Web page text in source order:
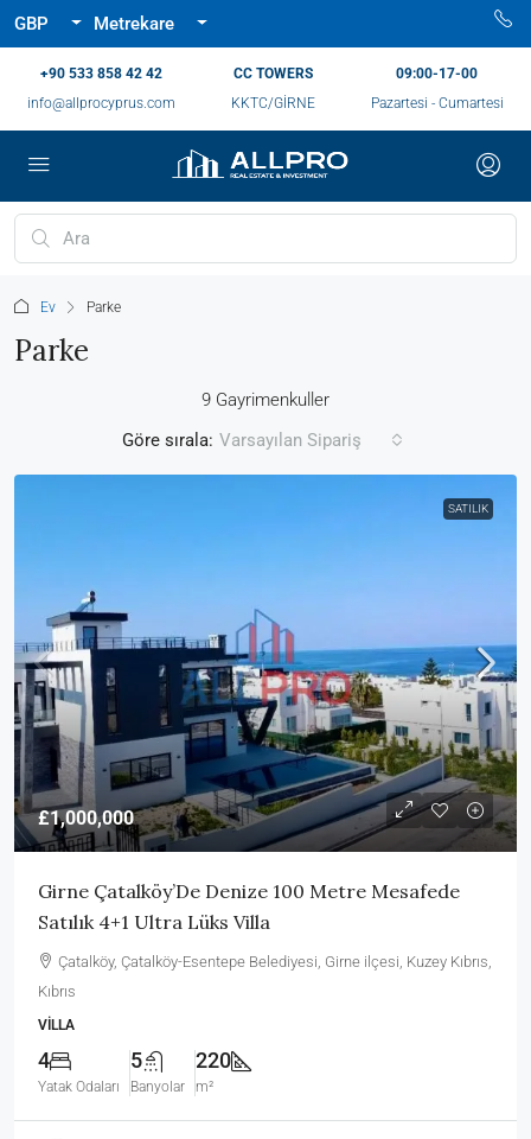
GBP Metrekare
‪+90 533 858 42 42‬
info@allprocyprus.com
CC TOWERS
KKTC/GİRNE
09:00-17-00
Pazartesi - Cumartesi
Ev Parke
Parke
9 Gayrimenkuller
Göre sırala: Varsayılan Sipariş
SATILIK
£1,000,000
Girne Çatalköy’De Denize 100 Metre Mesafede
Satılık 4+1 Ultra Lüks Villa
Çatalköy, Çatalköy-Esentepe Belediyesi, Girne ilçesi, Kuzey Kıbrıs,
Kıbrıs
VILLA
4
Yatak Odaları
5
Banyolar
220
m²